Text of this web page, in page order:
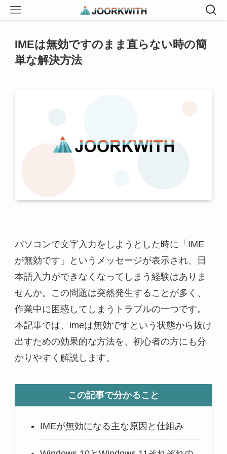
IMEは無効ですのまま直らない時の簡
単な解決方法
パソコンで文字入力をしようとした時に「IME
が無効です」というメッセージが表示され、日
本語入力ができなくなってしまう経験はありま
せんか。この問題は突然発生することが多く、
作業中に困惑してしまうトラブルの一つです。
本記事では、imeは無効ですという状態から抜け
出すための効果的な方法を、初心者の方にも分
かりやすく解説します。
この記事で分かること
IMEが無効になる主な原因と仕組み